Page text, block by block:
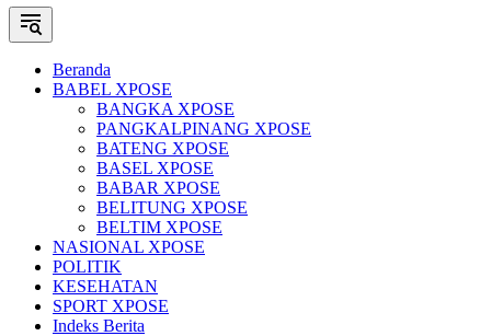
Beranda
BABEL XPOSE
BANGKA XPOSE
PANGKALPINANG XPOSE
BATENG XPOSE
BASEL XPOSE
BABAR XPOSE
BELITUNG XPOSE
BELTIM XPOSE
NASIONAL XPOSE
POLITIK
KESEHATAN
SPORT XPOSE
Indeks Berita